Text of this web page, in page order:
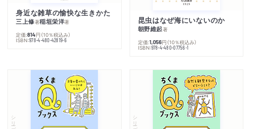
身近な雑草の愉快な生きかた
三上修著稲垣栄洋著
定価:814円 （10％税込み）
ISBN:978-4-480-42819-6
昆虫はなぜ海にいないのか
朝野維起著
定価:1,056円 （10％税込み）
ISBN:978-4-480-07756-1
シリーズ・全集 シリーズ・全集